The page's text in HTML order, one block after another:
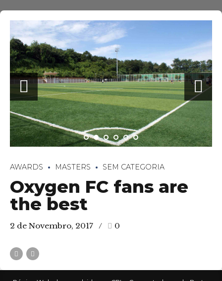
AWARDS MASTERS SEM CATEGORIA
Oxygen FC fans are
the best
2 de Novembro, 2017 0